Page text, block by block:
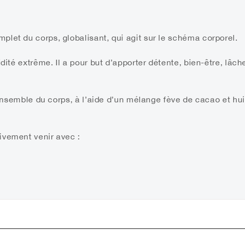
du corps, globalisant, qui agit sur le schéma corporel.
extrême. Il a pour but d’apporter détente, bien-être,
du corps, à l’aide d’un mélange fève de cacao et
venir avec :